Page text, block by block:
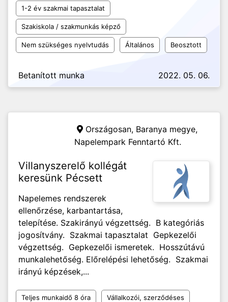
1-2 év szakmai tapasztalat
Szakiskola / szakmunkás képző
Nem szükséges nyelvtudás Általános Beosztott
Betanított munka 2022. 05. 06.
Országosan, Baranya megye,
Napelempark Fenntartó Kft.
Villanyszerelő kollégát
keresünk Pécsett
Napelemes rendszerek
ellenőrzése, karbantartása,
telepítése. Szakirányú végzettség. B kategóriás
jogosítvány. Szakmai tapasztalat Gepkezelői
végzettség. Gepkezelői ismeretek. Hosszútávú
munkalehetőség. Előrelépési lehetőség. Szakmai
irányú képzések,...
Teljes munkaidő 8 óra Vállalkozói, szerződéses